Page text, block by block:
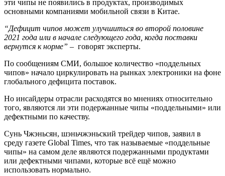
эти чипы не появились в продуктах, производимых
основными компаниями мобильной связи в Китае.
“Дефицит чипов может улучшиться во второй половине
2021 года или в начале следующего года, когда поставки
вернутся к норме” – говорят эксперты.
По сообщениям СМИ, большое количество «поддельных
чипов» начало циркулировать на рынках электроники на фоне
глобального дефицита поставок.
Но инсайдеры отрасли расходятся во мнениях относительно
того, являются ли эти подержанные чипы «поддельными» или
дефектными по качеству.
Сунь Чжэньсян, шэньчжэньский трейдер чипов, заявил в
среду газете Global Times, что так называемые «поддельные
чипы» на самом деле являются подержанными продуктами
или дефектными чипами, которые всё ещё можно
использовать нормально.